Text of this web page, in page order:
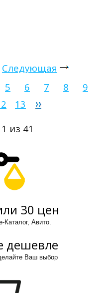
Следующая
5 6 7 8
9
13
из 41
30 цен
Каталог, Авито.
дешевле
Ваш выбор